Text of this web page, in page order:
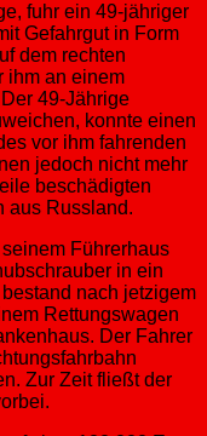
fuhr ein 49-jähriger
Gefahrgut in Form
dem rechten
ihm an einem
49-Jährige
konnte einen
vor ihm fahrenden
jedoch nicht mehr
beschädigten
aus Russland.
Führerhaus
in ein
nach jetzigem
Rettungswagen
Der Fahrer
Zur Zeit fließt der